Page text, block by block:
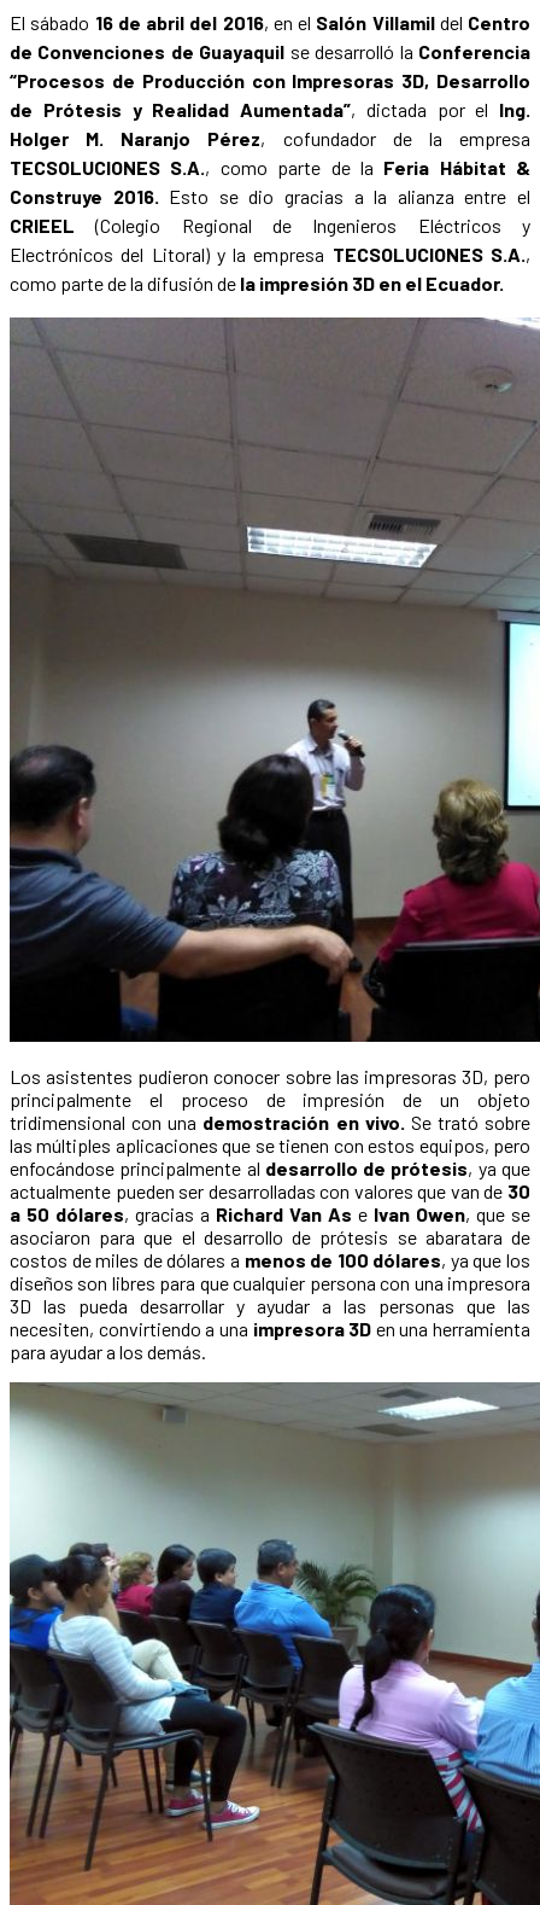
El sábado 16 de abril del 2016, en el Salón Villamildel Centro
de Convenciones de Guayaquil se desarrolló la Conferencia
“Procesos de Producción con Impresoras 3D, Desarrollo
de Prótesis y Realidad Aumentada”, dictada por el Ing.
Holger M. Naranjo Pérez, cofundador de la empresa
TECSOLUCIONES S.A., como parte de la Feria Hábitat &
Construye 2016. Esto se dio gracias a la alianza entre el
CRIEEL (Colegio Regional de Ingenieros Eléctricos y
Electrónicos del Litoral) y la empresa TECSOLUCIONES S.A.,
como parte de la difusión de la impresión 3D en el Ecuador.
Los asistentes pudieron conocer sobre las impresoras 3D, pero
principalmente el proceso de impresión de un objeto
tridimensional con una demostración en vivo. Se trató sobre
las múltiples aplicaciones que se tienen con estos equipos, pero
enfocándose principalmente al desarrollo de prótesis, ya que
actualmente pueden ser desarrolladas con valores que van de 30
a 50 dólares, gracias a Richard Van As e Ivan Owen, que se
asociaron para que el desarrollo de prótesis se abaratara de
costos de miles de dólares a menos de 100 dólares, ya que los
diseños son libres para que cualquier persona con una impresora
3D las pueda desarrollar y ayudar a las personas que las
necesiten, convirtiendo a una impresora 3D en una herramienta
para ayudar a los demás.